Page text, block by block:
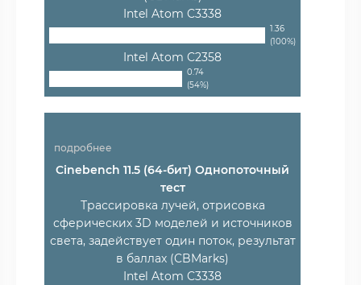
Intel Atom C3338
1.36
(100%)
Intel Atom C2358
0.74
(54%)
подробнее
Cinebench 11.5 (64-бит) Однопоточный
тест
Трассировка лучей, отрисовка
сферических 3D моделей и источников
света, задействует один поток, результат
в баллах (CBMarks)
Intel Atom C3338